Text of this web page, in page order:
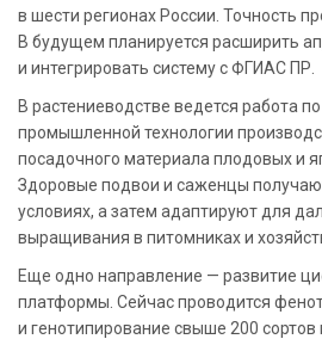
в шести регионах России. Точность
В будущем планируется расширить
и интегрировать систему с ФГИАС ПР.
В растениеводстве ведется работа
промышленной технологии
посадочного материала плодовых и
Здоровые подвои и саженцы
условиях, а затем адаптируют для
выращивания в питомниках и
Еще одно направление — развитие
платформы. Сейчас проводится
и генотипирование свыше 200